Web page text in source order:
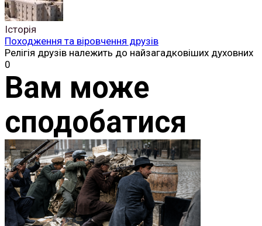
Історія
Походження та віровчення друзів
Релігія друзів належить до найзагадковіших духовних
0
Вам може
сподобатися